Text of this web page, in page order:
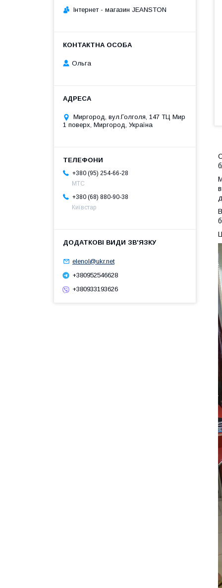
Інтернет - магазин JEANSTON
Ольга
Миргород, вул.Голголя, 147 ТЦ Мир
1 поверх, Миргород, Україна
+380 (95) 254-66-28
МТС
+380 (68) 880-90-38
Київстар
elenol@ukr.net
+380952546628
+380933193626